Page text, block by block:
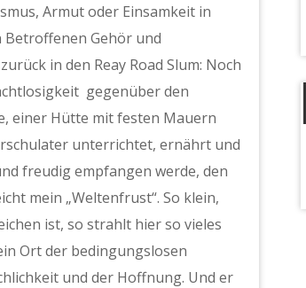
Armut oder Einsamkeit in
Betroffenen Gehör und
in den Reay Road Slum: Noch
gegenüber den
einer Hütte mit festen Mauern
unterrichtet, ernährt und
freudig empfangen werde, den
mein „Weltenfrust“. So klein,
ist, so strahlt hier so vieles
Ort der bedingungslosen
und der Hoffnung. Und er